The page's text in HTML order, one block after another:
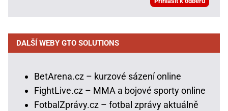
DALŠÍ WEBY GTO SOLUTIONS
BetArena.cz – kurzové sázení online
FightLive.cz – MMA a bojové sporty online
FotbalZprávy.cz – fotbal zprávy aktuálně